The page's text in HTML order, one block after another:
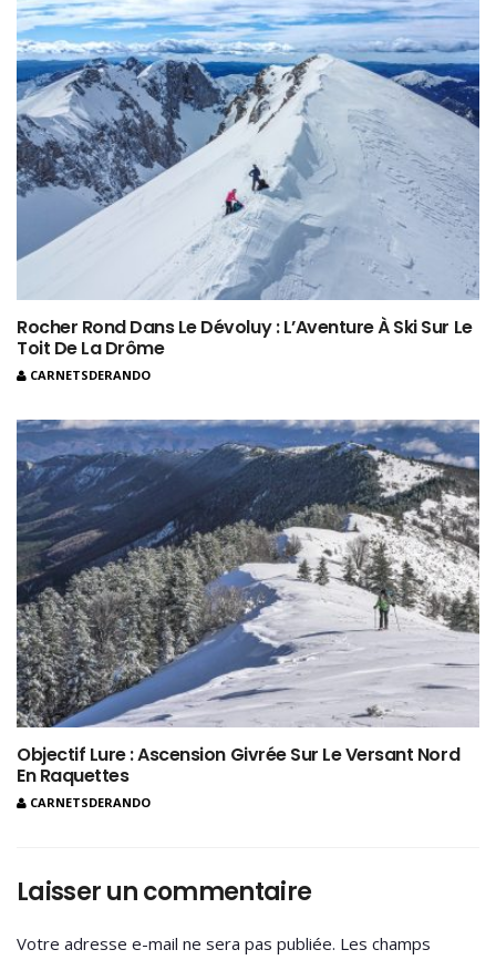
Rocher Rond Dans Le Dévoluy : L’Aventure À Ski Sur Le
Toit De La Drôme
CARNETSDERANDO
Objectif Lure : Ascension Givrée Sur Le Versant Nord
En Raquettes
CARNETSDERANDO
Laisser un commentaire
Votre adresse e-mail ne sera pas publiée. Les champs